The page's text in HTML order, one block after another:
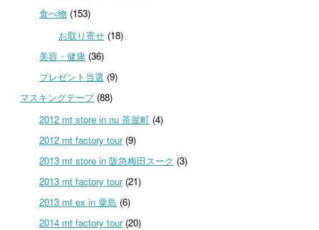
食べ物 (153)
お取り寄せ(18)
美容・健康(36)
プレゼント当選 (9)
マスキングテープ(88)
2012 mt store in nu 茶屋町(4)
2012 mt factory tour(9)
2013 mt store in 阪急梅田スーク (3)
2013 mt factory tour(21)
2013 mt ex in 粟島 (6)
2014 mt factory tour(20)